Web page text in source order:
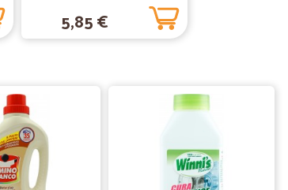
07/12/2021
ed il prodotto sembra più fresco di
5,85 €